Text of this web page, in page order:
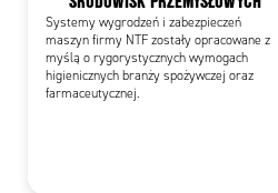
Systemy wygrodzeń i zabezpieczeń
maszyn firmy NTF zostały opracowane z
myślą o rygorystycznych wymogach
higienicznych branży spożywczej oraz
farmaceutycznej.